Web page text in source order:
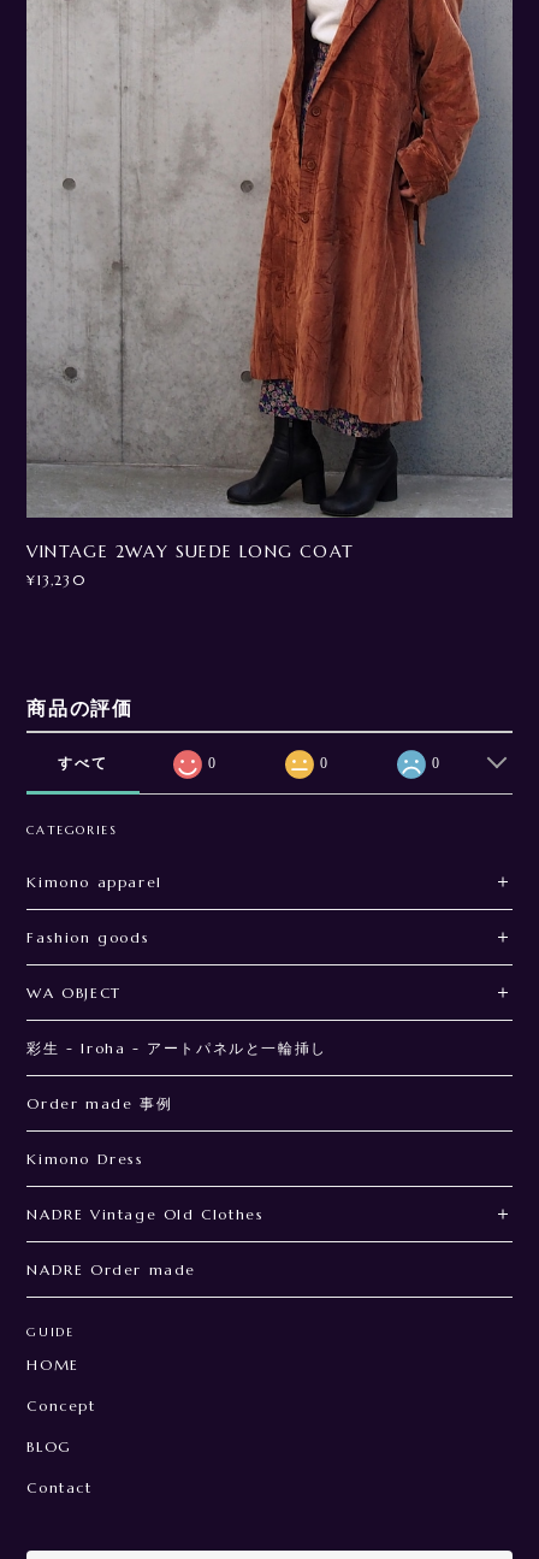
VINTAGE 2WAY SUEDE LONG COAT
¥13,230
商品の評価
すべて 0 0 0
CATEGORIES
Kimono apparel
Fashion goods
WA OBJECT
彩生 - Iroha - アートパネルと一輪挿し
Order made 事例
Kimono Dress
NADRE Vintage Old Clothes
NADRE Order made
GUIDE
HOME
Concept
BLOG
Contact